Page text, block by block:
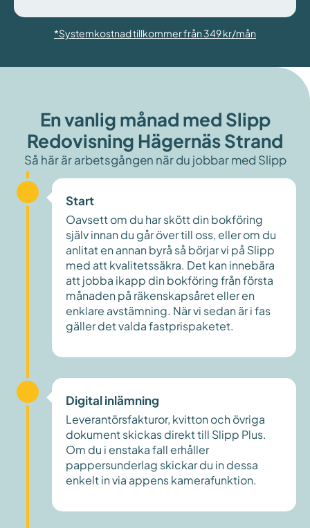
*Systemkostnad tillkommer från 349 kr/mån
En vanlig månad med Slipp
Redovisning Hägernäs Strand
Så här är arbetsgången när du jobbar med Slipp
Start
Oavsett om du har skött din bokföring
själv innan du går över till oss, eller om du
anlitat en annan byrå så börjar vi på Slipp
med att kvalitetssäkra. Det kan innebära
att jobba ikapp din bokföring från första
månaden på räkenskapsåret eller en
enklare avstämning. När vi sedan är i fas
gäller det valda fastprispaketet.
Digital inlämning
Leverantörsfakturor, kvitton och övriga
dokument skickas direkt till Slipp Plus.
Om du i enstaka fall erhåller
pappersunderlag skickar du in dessa
enkelt in via appens kamerafunktion.